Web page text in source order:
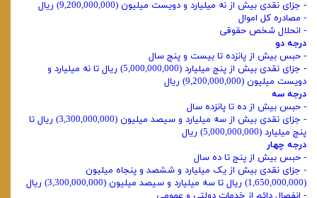
- جزای نقدی بیش از نه میلیارد و دویست میلیون (9,200,000,000) ریال
- مصادره کل اموال
- انحلال شخص حقوقی
درجه دو
- حبس بیش از پانزده تا بیست و پنج سال
- جزای نقدی بیش از پنج میلیارد (5,000,000,000) ریال تا نه میلیارد و
دویست میلیون (9,200,000,000) ریال
درجه سه
- حبس بیش از ده تا پانزده سال
- جزای نقدی بیش از سه میلیارد و سیصد میلیون (3,300,000,000) ریال تا
پنج میلیارد (5,000,000,000) ریال
درجه چهار
- حبس بیش از پنج تا ده سال
- جزای نقدی بیش از یک میلیارد و ششصد و پنجاه میلیون
(1,650,000,000) ریال تا سه میلیارد و سیصد میلیون (3,300,000,000) ریال